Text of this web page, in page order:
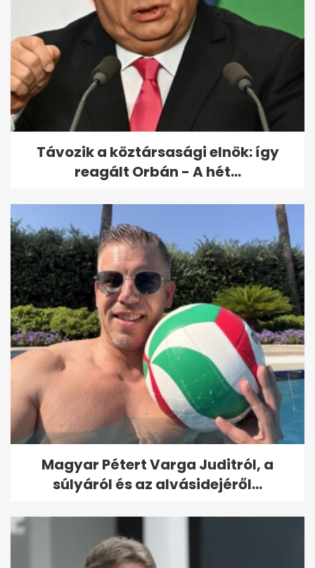
Az extrém hideg miatt már
figyelmeztetést adott ki az
OMSZ: jön a...
Távozik a köztársasági elnök: így
reagált Orbán - A hét...
Magyar Pétert Varga Juditról, a
súlyáról és az alvásidejéről...